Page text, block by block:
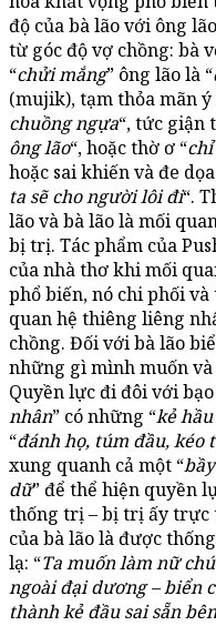
độ của bà lão với ông
từ góc độ vợ chồng: bà
“chửi mắng” ông lão là “
(mujik), tạm thỏa mãn
chuồng ngựa“, tức giận
ông lão“, hoặc thờ ơ “
hoặc sai khiến và đe
ta sẽ cho người lôi đi“.
lão và bà lão là mối
bị trị. Tác phẩm của
của nhà thơ khi mối
phổ biến, nó chi phối
quan hệ thiêng liêng
chồng. Đối với bà lão
những gì mình muốn
Quyền lực đi đôi với
nhân” có những “kẻ
“đánh họ, túm đầu, kéo
xung quanh cả một “
dữ” để thể hiện quyền
thống trị – bị trị ấy trực
của bà lão là được
lạ: “Ta muốn làm nữ
ngoài đại dương – biển
thành kẻ đầu sai sẵn